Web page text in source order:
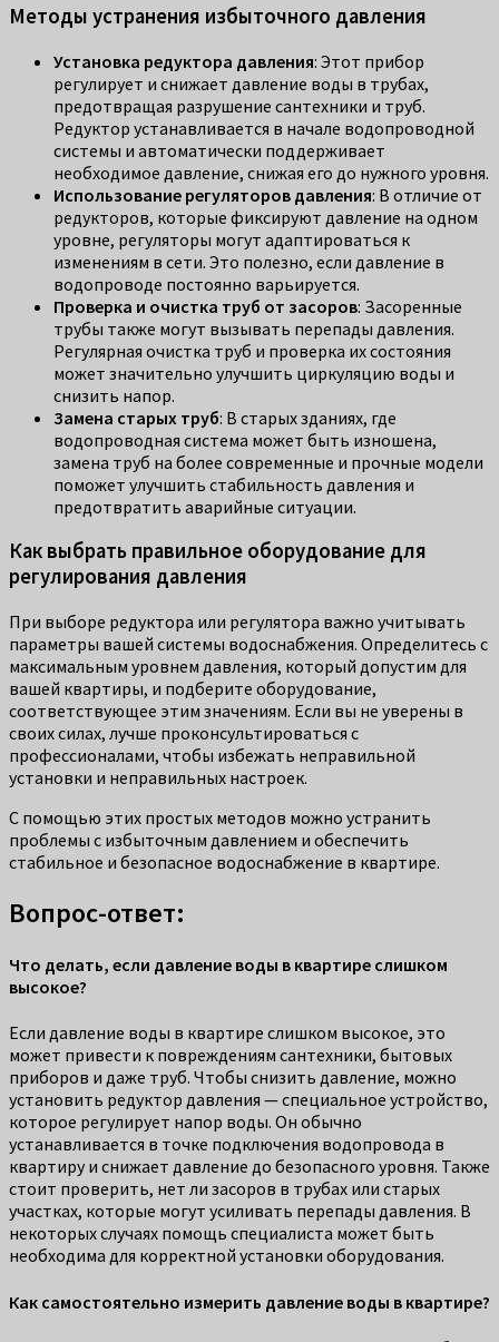
Методы устранения избыточного давления
Установка редуктора давления: Этот прибор
регулирует и снижает давление воды в трубах,
предотвращая разрушение сантехники и труб.
Редуктор устанавливается в начале водопроводной
системы и автоматически поддерживает
необходимое давление, снижая его до нужного уровня.
Использование регуляторов давления: В отличие от
редукторов, которые фиксируют давление на одном
уровне, регуляторы могут адаптироваться к
изменениям в сети. Это полезно, если давление в
водопроводе постоянно варьируется.
Проверка и очистка труб от засоров: Засоренные
трубы также могут вызывать перепады давления.
Регулярная очистка труб и проверка их состояния
может значительно улучшить циркуляцию воды и
снизить напор.
Замена старых труб: В старых зданиях, где
водопроводная система может быть изношена,
замена труб на более современные и прочные модели
поможет улучшить стабильность давления и
предотвратить аварийные ситуации.
Как выбрать правильное оборудование для
регулирования давления
При выборе редуктора или регулятора важно учитывать
параметры вашей системы водоснабжения. Определитесь с
максимальным уровнем давления, который допустим для
вашей квартиры, и подберите оборудование,
соответствующее этим значениям. Если вы не уверены в
своих силах, лучше проконсультироваться с
профессионалами, чтобы избежать неправильной
установки и неправильных настроек.
С помощью этих простых методов можно устранить
проблемы с избыточным давлением и обеспечить
стабильное и безопасное водоснабжение в квартире.
Вопрос-ответ:
Что делать, если давление воды в квартире слишком
высокое?
Если давление воды в квартире слишком высокое, это
может привести к повреждениям сантехники, бытовых
приборов и даже труб. Чтобы снизить давление, можно
установить редуктор давления — специальное устройство,
которое регулирует напор воды. Он обычно
устанавливается в точке подключения водопровода в
квартиру и снижает давление до безопасного уровня. Также
стоит проверить, нет ли засоров в трубах или старых
участках, которые могут усиливать перепады давления. В
некоторых случаях помощь специалиста может быть
необходима для корректной установки оборудования.
Как самостоятельно измерить давление воды в квартире?